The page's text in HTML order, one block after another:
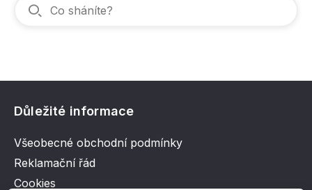
Důležité informace
Všeobecné obchodní podmínky
Reklamační řád
Cookies